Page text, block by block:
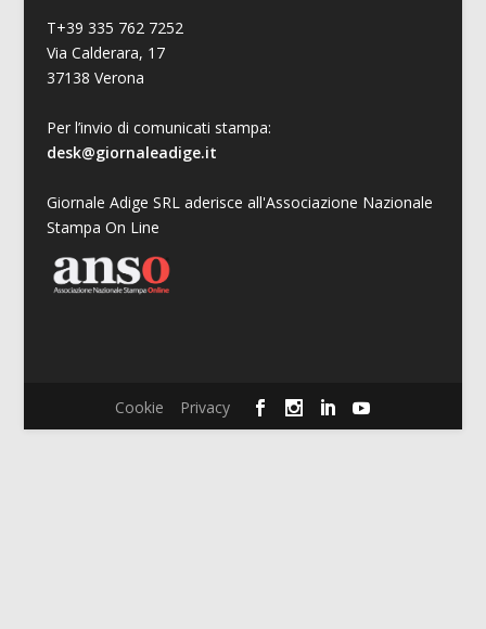
T+39 335 762 7252
Via Calderara, 17
37138 Verona
Per l’invio di comunicati stampa:
desk@giornaleadige.it
Giornale Adige SRL aderisce all'Associazione Nazionale
Stampa On Line
Cookie Privacy